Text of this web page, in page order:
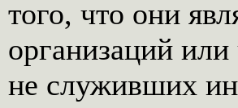
того, что они
организаций
не служивших